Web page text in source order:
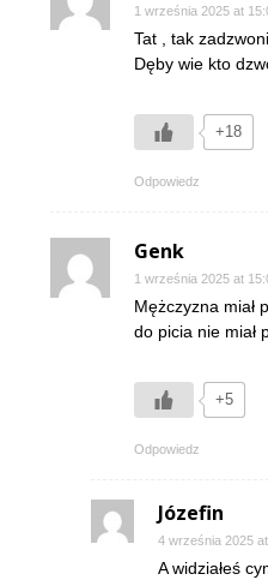
1 września 2025 at
Tat , tak
Dęby wie kto
+18
Odpowiedz
Genk
1 września 2025 at
Mężczyzna miał
do picia nie miał
+5
Odpowiedz
Józefin
4 września 2025
A widziałeś